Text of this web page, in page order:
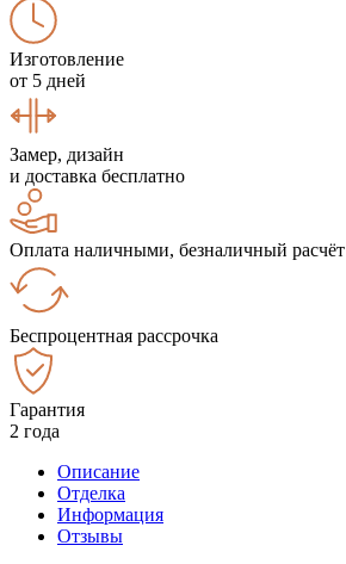
Изготовление
от 5 дней
Замер, дизайн
и доставка бесплатно
Оплата наличными, безналичный расчёт
Беспроцентная рассрочка
Гарантия
2 года
Описание
Отделка
Информация
Отзывы